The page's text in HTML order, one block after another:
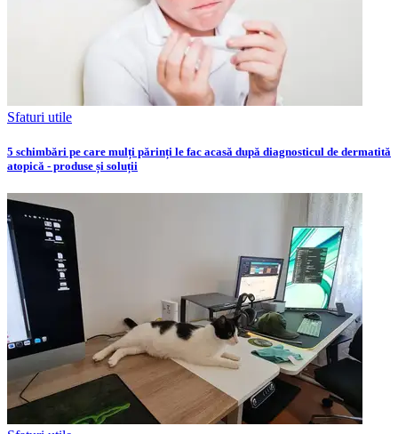
Sfaturi utile
5 schimbări pe care mulți părinți le fac acasă după diagnosticul de dermatită
atopică - produse și soluții